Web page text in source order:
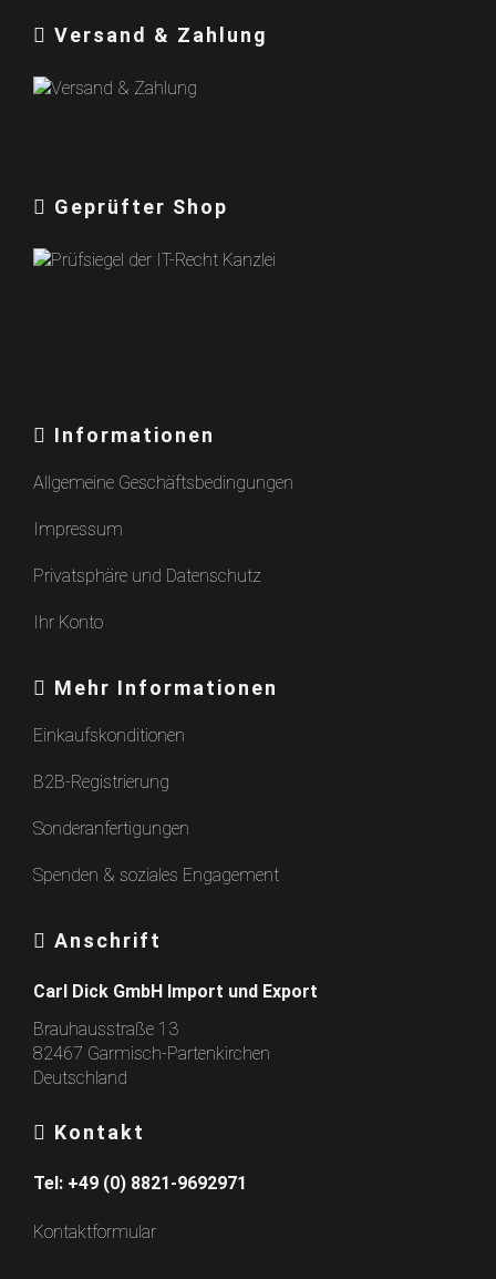
Versand & Zahlung
Geprüfter Shop
Informationen
Allgemeine Geschäftsbedingungen
Impressum
Privatsphäre und Datenschutz
Ihr Konto
Mehr Informationen
Einkaufskonditionen
B2B-Registrierung
Sonderanfertigungen
Spenden & soziales Engagement
Anschrift
Carl Dick GmbH Import und Export
Brauhausstraße 13
82467 Garmisch-Partenkirchen
Deutschland
Kontakt
Tel: +49 (0) 8821-9692971
Kontaktformular